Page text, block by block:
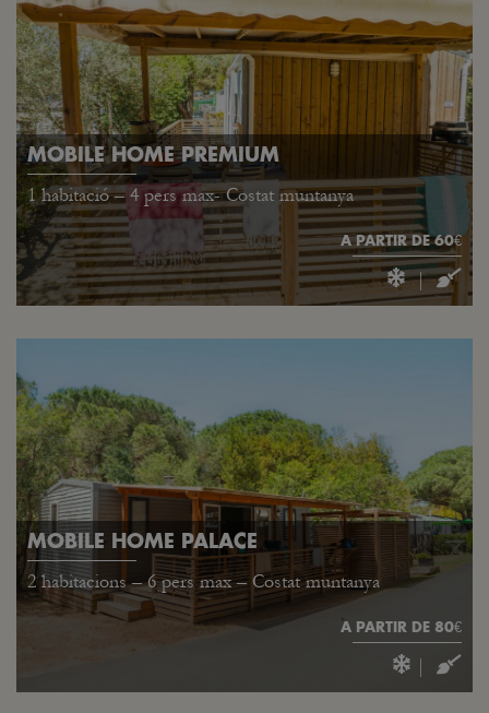
MOBILE HOME PREMIUM
1 habitació – 4 pers max- Costat muntanya
A PARTIR DE 60€
|
MOBILE HOME PALACE
2 habitacions – 6 pers max – Costat muntanya
A PARTIR DE 80€
|